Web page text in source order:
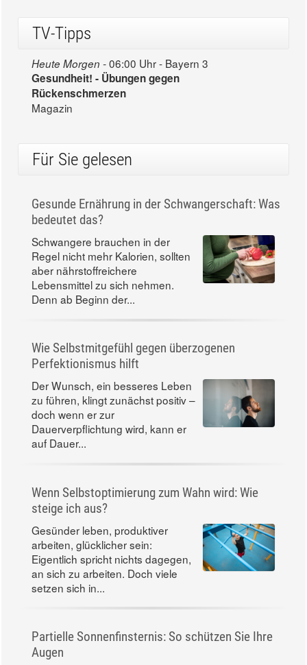
TV-Tipps
Heute Morgen -06:00 Uhr - Bayern 3
Gesundheit! - Übungen gegen
Rückenschmerzen
Magazin
Für Sie gelesen
Gesunde Ernährung in der Schwangerschaft: Was
bedeutet das?
Schwangere brauchen in der
Regel nicht mehr Kalorien, sollten
aber nährstoffreichere
Lebensmittel zu sich nehmen.
Denn ab Beginn der...
Wie Selbstmitgefühl gegen überzogenen
Perfektionismus hilft
Der Wunsch, ein besseres Leben
zu führen, klingt zunächst positiv –
doch wenn er zur
Dauerverpflichtung wird, kann er
auf Dauer...
Wenn Selbstoptimierung zum Wahn wird: Wie
steige ich aus?
Gesünder leben, produktiver
arbeiten, glücklicher sein:
Eigentlich spricht nichts dagegen,
an sich zu arbeiten. Doch viele
setzen sich in...
Partielle Sonnenfinsternis: So schützen Sie Ihre
Augen